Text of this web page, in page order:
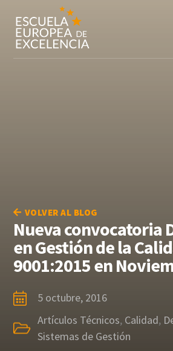
VOLVER AL BLOG
Nueva convocatoria
en Gestión de la
9001:2015 en
5 octubre, 2016
Artículos Técnicos, Calidad,
Sistemas de Gestión